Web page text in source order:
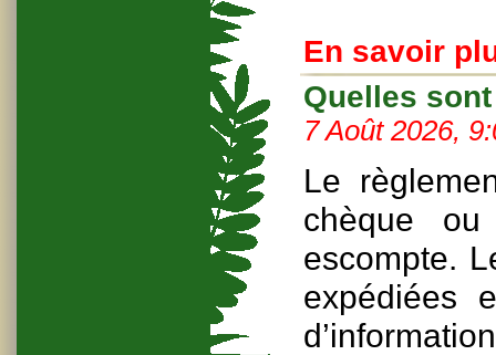
En savoir
Quelles
7 Août 2026,
Le
chèque
escompte.
expédiées